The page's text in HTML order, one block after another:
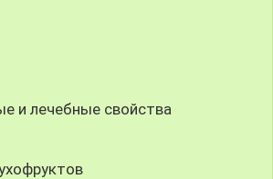
и лечебные свойства